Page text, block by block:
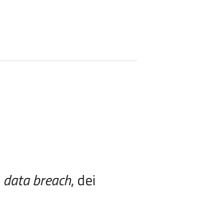
data breach, dei